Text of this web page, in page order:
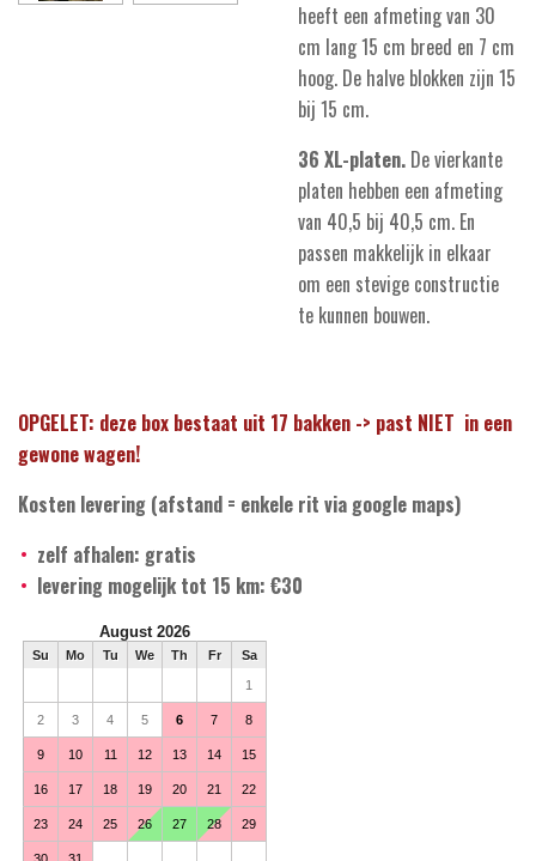
heeft een afmeting van 30
cm lang 15 cm breed en 7 cm
hoog. De halve blokken zijn 15
bij 15 cm.
36 XL-platen. De vierkante
platen hebben een afmeting
van 40,5 bij 40,5 cm. En
passen makkelijk in elkaar
om een stevige constructie
te kunnen bouwen.
OPGELET: deze box bestaat uit 17 bakken -> past NIET in een
gewone wagen!
Kosten levering (afstand = enkele rit via google maps)
zelf afhalen: gratis
levering mogelijk tot 15 km: €30